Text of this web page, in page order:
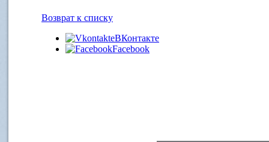
Возврат к списку
ВКонтакте
Facebook